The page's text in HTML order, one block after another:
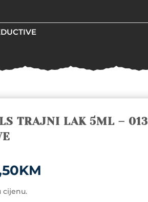
TRAJNI LAK 5ML – 013
KM
cijenu.